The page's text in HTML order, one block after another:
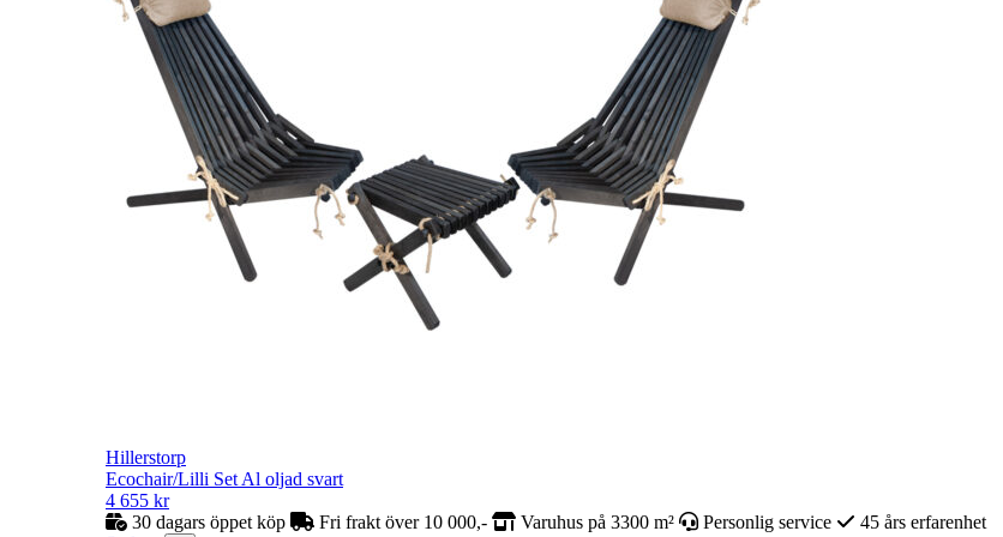
Hillerstorp
Ecochair/Lilli Set Al oljad svart
4 655 kr
30 dagars öppet köp
Fri frakt över 10 000,- Varuhus på 3300 m² Personlig service
45 års erfarenhet